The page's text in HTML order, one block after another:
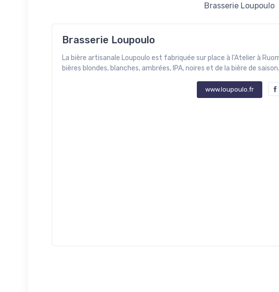
Brasserie Loupoulo
Brasserie Loupoulo
La bière artisanale Loupoulo est fabriquée sur place à l'Atelier à
bières blondes, blanches, ambrées, IPA, noires et de la bière de saison.
www.loupoulo.fr